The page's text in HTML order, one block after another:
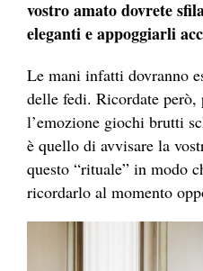
vostro amato dovrete
eleganti e appoggiarli
Le mani infatti dovranno
delle fedi. Ricordate però,
l’emozione giochi brutti
è quello di avvisare la
questo “rituale” in modo
ricordarlo al momento